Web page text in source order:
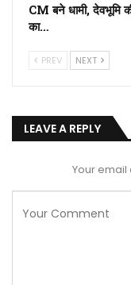
CM बने धामी, देवभूमि
का…
PREV NEXT
LEAVE A REPLY
Your